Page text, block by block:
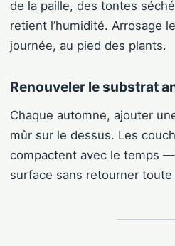
de la paille, des tontes
retient l’humidité. Arrosage
journée, au pied des plants.
Renouveler le substrat
Chaque automne, ajouter
mûr sur le dessus. Les
compactent avec le temps
surface sans retourner